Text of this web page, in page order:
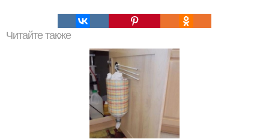
Читайте также